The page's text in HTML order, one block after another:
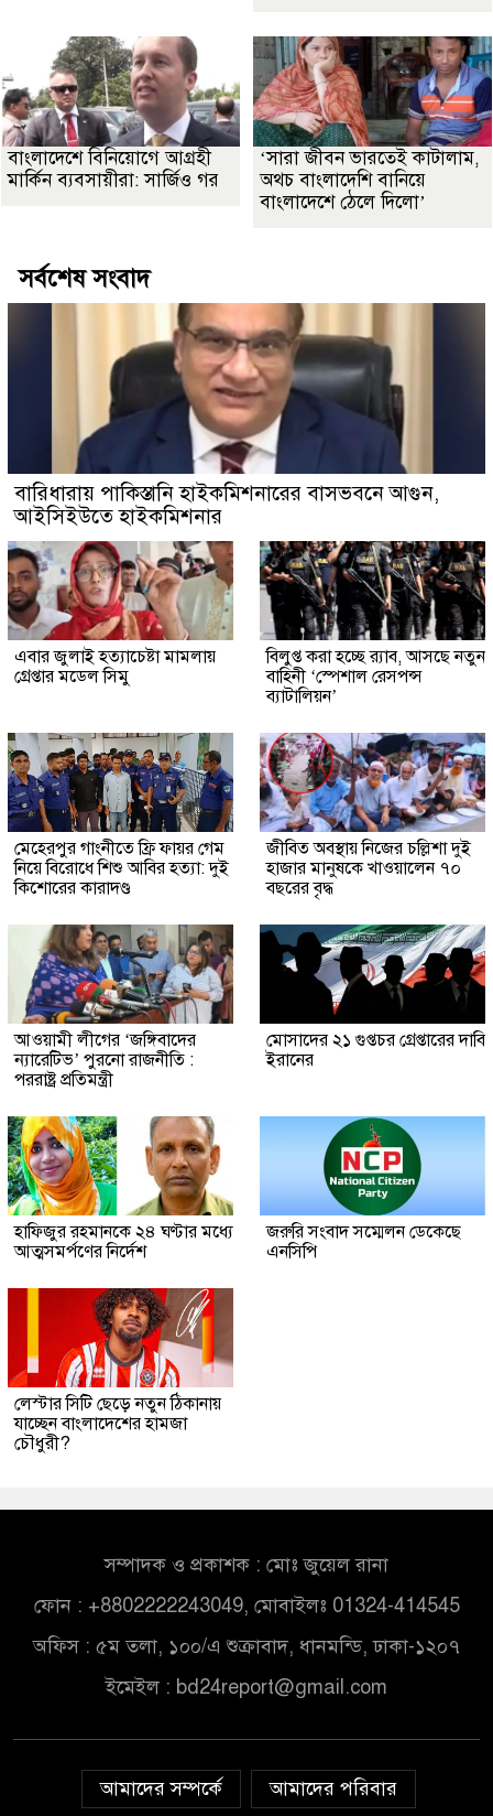
বাংলাদেশে বিনিয়োগে আগ্রহী
মার্কিন ব্যবসায়ীরা: সার্জিও গর
‘সারা জীবন ভারতেই কাটালাম,
অথচ বাংলাদেশি বানিয়ে
বাংলাদেশে ঠেলে দিলো’
সর্বশেষ সংবাদ
বারিধারায় পাকিস্তানি হাইকমিশনারের বাসভবনে আগুন,
আইসিইউতে হাইকমিশনার
এবার জুলাই হত্যাচেষ্টা মামলায়
গ্রেপ্তার মডেল সিমু
বিলুপ্ত করা হচ্ছে র‍্যাব, আসছে নতুন
বাহিনী ‘স্পেশাল রেসপন্স
ব্যাটালিয়ন’
মেহেরপুর গাংনীতে ফ্রি ফায়র গেম
নিয়ে বিরোধে শিশু আবির হত্যা: দুই
কিশোরের কারাদণ্ড
জীবিত অবস্থায় নিজের চল্লিশা দুই
হাজার মানুষকে খাওয়ালেন ৭০
বছরের বৃদ্ধ
আওয়ামী লীগের ‘জঙ্গিবাদের
ন্যারেটিভ’ পুরনো রাজনীতি :
পররাষ্ট্র প্রতিমন্ত্রী
মোসাদের ২১ গুপ্তচর গ্রেপ্তারের দাবি
ইরানের
হাফিজুর রহমানকে ২৪ ঘণ্টার মধ্যে
আত্মসমর্পণের নির্দেশ
জরুরি সংবাদ সম্মেলন ডেকেছে
এনসিপি
লেস্টার সিটি ছেড়ে নতুন ঠিকানায়
যাচ্ছেন বাংলাদেশের হামজা
চৌধুরী?
সম্পাদক ও প্রকাশক : মোঃ জুয়েল রানা
ফোন : +8802222243049, মোবাইলঃ 01324-414545
অফিস : ৫ম তলা, ১০০/এ শুক্রাবাদ, ধানমন্ডি, ঢাকা-১২০৭
ইমেইল : bd24report@gmail.com
আমাদের সম্পর্কে আমাদের পরিবার